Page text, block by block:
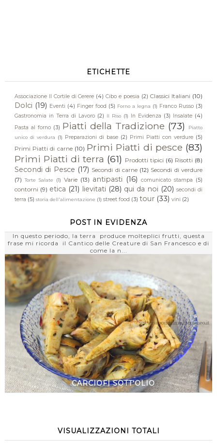
ETICHETTE
Associazione Il Cortile di Cerere (4) Cibo e poesia (2) Classici Italiani (10)
Dolci (19) Eventi (4) Finger food (5) Forno a legna (1) Franco Russo (3)
Gastronomia in Terra di Lavoro (2) Il Riso (1) In Evidenza (3) Insalate (4)
Pasta al forno (3) Piatti della Tradizione (73)
Piatto
unico di verdura
(1) Preparazioni di base (2) Primi Piatti con verdure (5)
Primi Piatti di carne (10) Primi Piatti di pesce (83)
Primi Piatti di terra (61) Prodotti tipici (6) Risotti (8)
Secondi di Pesce (17) Secondi di carne (12) Secondi di verdure
(7)
Torte Salate (1) Varie (13) antipasti (16) comunicato stampa (5)
contorni (9) etica (21) lievitati (28) qui da noi (20) secondi di
terra (5) storia dell'alimentazione (1) street food (3) tour (33) vini (2)
POST IN EVIDENZA
CARCIOFI SOTT'OLIO
In questo periodo, la terra produce molteplici frutti, questa
frase mi ricorda il Cantico delle Creature di San Francesco e di
come la n...
VISUALIZZAZIONI TOTALI